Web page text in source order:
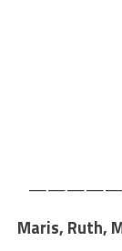
Maris, Ruth,